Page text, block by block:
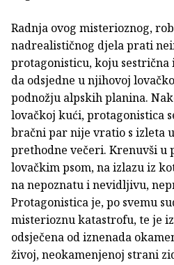
Radnja ovog misterioznog,
nadrealističnog djela prati
protagonisticu, koju
da odsjedne u njihovoj
podnožju alpskih planina.
lovačkoj kući, protagonistica
bračni par nije vratio s izleta
prethodne večeri. Krenuvši u
lovačkim psom, na izlazu iz
na nepoznatu i nevidljivu,
Protagonistica je, po svemu
misterioznu katastrofu, te je
odsječena od iznenada
živoj, neokamenjenoj strani